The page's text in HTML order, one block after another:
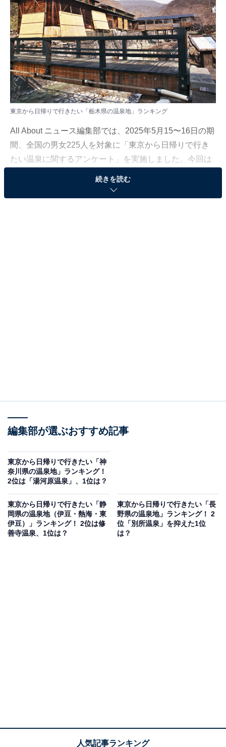
東京から日帰りで行きたい「栃木県の温泉地」ランキング
All About ニュース編集部では、2025年5月15〜16日の期
間、全国の男女225人を対象に「東京から日帰りで行き
たい温泉に関するアンケート」を実施しました。今回は
その中から、東京から日帰りで行きたい「栃木県の温泉
地」ランキングの結果をご紹介します。
女性／東京都）、「泉質が好きで古い温泉施設もあるの
泉地ですが、温泉の香りに包まれながら楽しむことをお
すすめします。泉質は、単純酸性硫黄温泉で、硫黄の匂
いと少しとろみのある白濁した湯が特徴です」（60代女
性／静岡県）などの声がありました。
間半でアクセスできるほか、浅草駅などから乗車可能な
東武特急「スペーシアX」での快適な旅も人気です。雄
続きを読む
編集部が選ぶおすすめ記事
東京から日帰りで行きたい「神
奈川県の温泉地」ランキング！
2位は「湯河原温泉」、1位は？
東京から日帰りで行きたい「静
岡県の温泉地（伊豆・熱海・東
伊豆）」ランキング！ 2位は修
善寺温泉、1位は？
東京から日帰りで行きたい「長
野県の温泉地」ランキング！ 2
位「別所温泉」を抑えた1位
は？